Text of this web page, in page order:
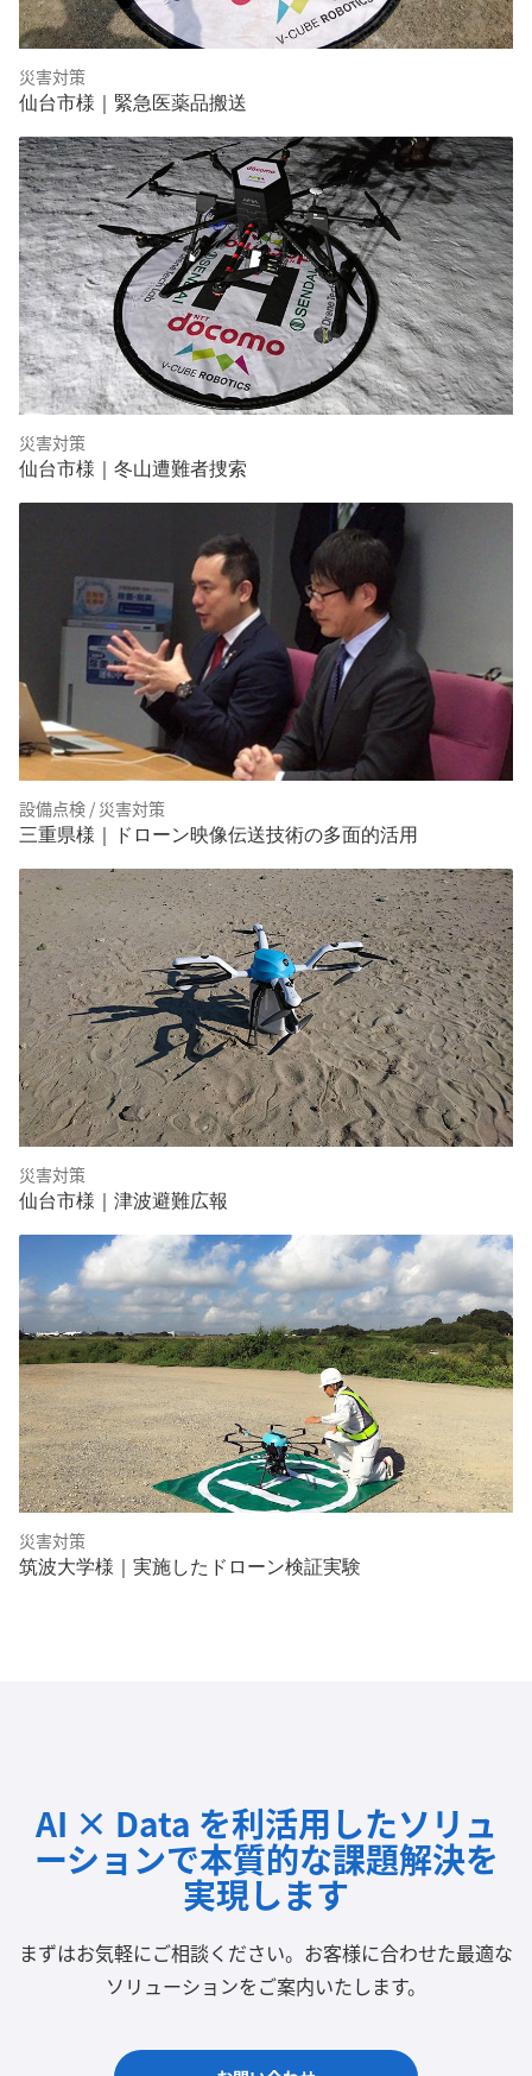
災害対策
仙台市様｜緊急医薬品搬送
災害対策
仙台市様｜冬山遭難者捜索
設備点検 / 災害対策
三重県様｜ドローン映像伝送技術の多面的活用
災害対策
仙台市様｜津波避難広報
災害対策
筑波大学様｜実施したドローン検証実験
AI × Data を利活用したソリュ
ーションで本質的な課題解決を
実現します
まずはお気軽にご相談ください。 お客様に合わせた最適な
ソリューションをご案内いたします。